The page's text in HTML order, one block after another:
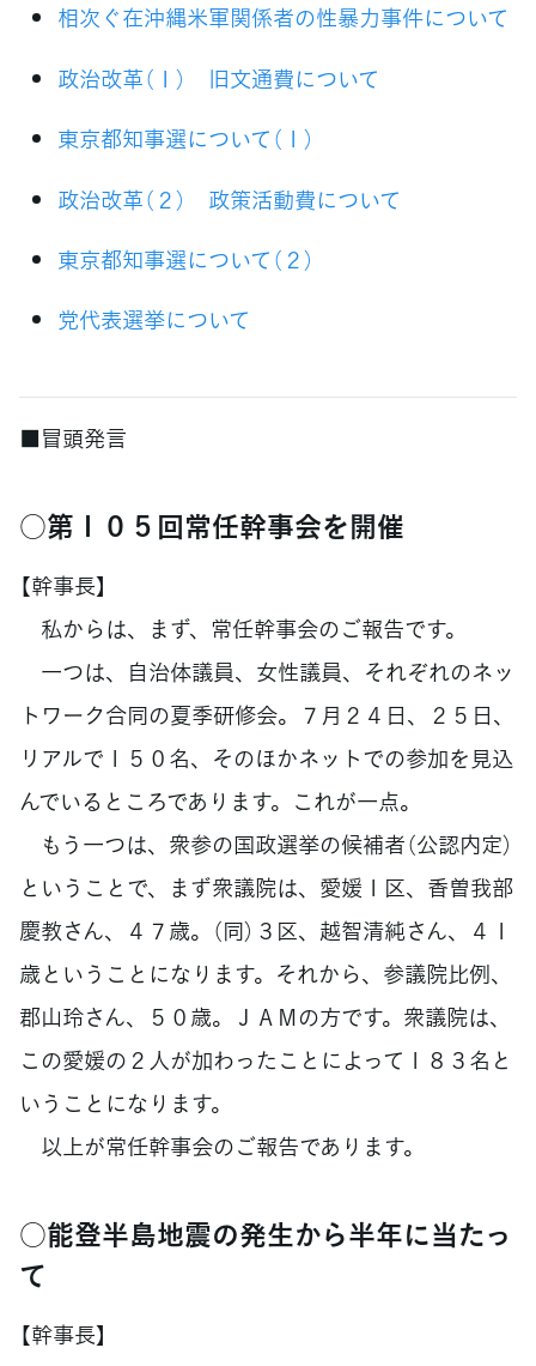
相次ぐ在沖縄米軍関係者の性暴力事件について
政治改革（１） 旧文通費について
東京都知事選について（１）
政治改革（２） 政策活動費について
東京都知事選について（２）
党代表選挙について
■冒頭発言
○第１０５回常任幹事会を開催
【幹事長】
私からは、まず、常任幹事会のご報告です。
一つは、自治体議員、女性議員、それぞれのネッ
トワーク合同の夏季研修会。７月２４日、２５日、
リアルで１５０名、そのほかネットでの参加を見込
んでいるところであります。これが一点。
もう一つは、衆参の国政選挙の候補者（公認内定）
ということで、まず衆議院は、愛媛１区、香曽我部
慶教さん、４７歳。（同）３区、越智清純さん、４１
歳ということになります。それから、参議院比例、
郡山玲さん、５０歳。ＪＡＭの方です。衆議院は、
この愛媛の２人が加わったことによって１８３名と
いうことになります。
以上が常任幹事会のご報告であります。
○能登半島地震の発生から半年に当たっ
て
【幹事長】